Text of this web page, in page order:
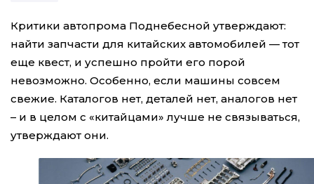
Критики автопрома Поднебесной утверждают:
найти запчасти для китайских автомобилей — тот
еще квест, и успешно пройти его порой
невозможно. Особенно, если машины совсем
свежие. Каталогов нет, деталей нет, аналогов нет
– и в целом с «китайцами» лучше не связываться,
утверждают они.